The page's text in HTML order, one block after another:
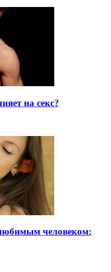
на секс?
человеком: